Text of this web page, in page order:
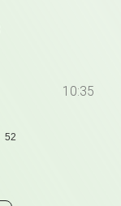
10:35
52